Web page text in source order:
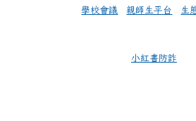
學校會議 親師生平台 生
小紅書防詐